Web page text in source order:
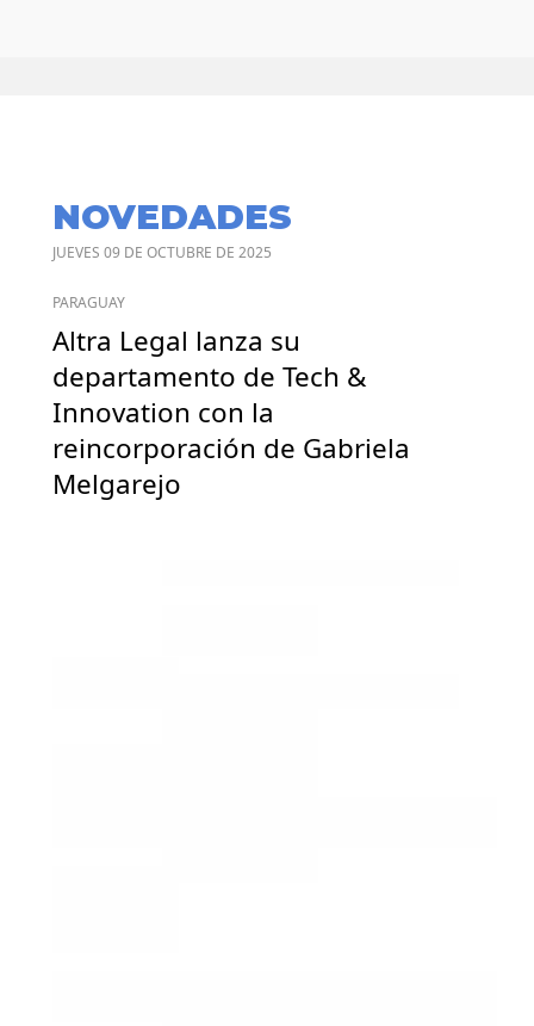
NOVEDADES
JUEVES 09 DE OCTUBRE DE 2025
PARAGUAY
Altra Legal lanza su
departamento de Tech &
Innovation con la
reincorporación de Gabriela
Melgarejo